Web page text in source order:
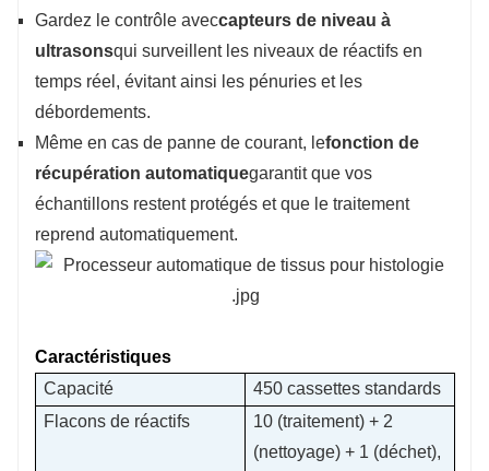
Gardez le contrôle aveccapteurs de niveau à
ultrasonsqui surveillent les niveaux de réactifs en
temps réel, évitant ainsi les pénuries et les
débordements.
Même en cas de panne de courant, lefonction de
récupération automatiquegarantit que vos
échantillons restent protégés et que le traitement
reprend automatiquement.
Caractéristiques
Capacité
450 cassettes standards
Flacons de réactifs
10 (traitement) + 2
(nettoyage) + 1 (déchet),